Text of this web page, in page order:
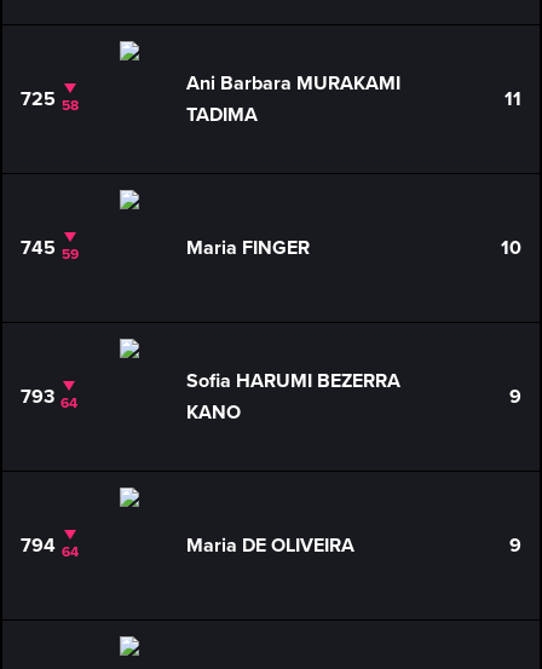
725 58
Ani Barbara MURAKAMI
TADIMA
11
745 59 Maria FINGER 10
793 64
Sofia HARUMI BEZERRA
KANO
9
794 64 Maria DE OLIVEIRA 9